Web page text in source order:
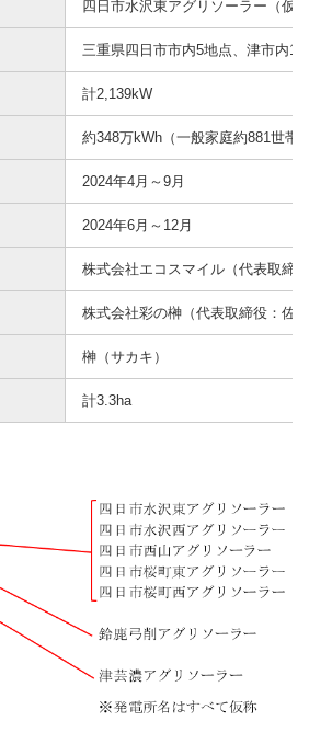
四日市水沢東アグリソーラー（仮
三重県四日市市内5地点、津市内1
計2,139kW
約348万kWh（一般家庭約881世帯
2024年4月～9月
2024年6月～12月
株式会社エコスマイル（代表取締
株式会社彩の榊（代表取締役：佐
榊（サカキ）
計3.3ha